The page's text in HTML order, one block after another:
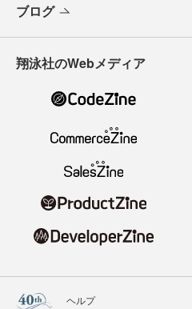
ブログ
翔泳社のWebメディア
ヘルプ